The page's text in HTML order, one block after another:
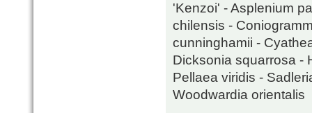
'Kenzoi' - Asplenium
chilensis -
cunninghamii -
Dicksonia squarrosa -
Pellaea viridis -
Woodwardia orientalis